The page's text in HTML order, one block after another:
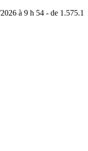
à 9 h 54 - de 1.575.1